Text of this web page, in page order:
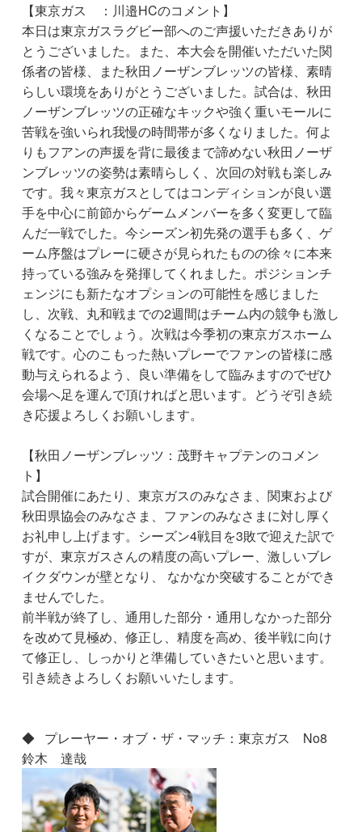
【東京ガス ：川邉HCのコメント】
本日は東京ガスラグビー部へのご声援いただきありが
とうございました。また、本大会を開催いただいた関
係者の皆様、また秋田ノーザンブレッツの皆様、素晴
らしい環境をありがとうございました。試合は、秋田
ノーザンブレッツの正確なキックや強く重いモールに
苦戦を強いられ我慢の時間帯が多くなりました。何よ
りもフアンの声援を背に最後まで諦めない秋田ノーザ
ンブレッツの姿勢は素晴らしく、次回の対戦も楽しみ
です。我々東京ガスとしてはコンディションが良い選
手を中心に前節からゲームメンバーを多く変更して臨
んだ一戦でした。今シーズン初先発の選手も多く、ゲ
ーム序盤はプレーに硬さが見られたものの徐々に本来
持っている強みを発揮してくれました。ポジションチ
ェンジにも新たなオプションの可能性を感じました
し、次戦、丸和戦までの2週間はチーム内の競争も激し
くなることでしょう。次戦は今季初の東京ガスホーム
戦です。心のこもった熱いプレーでファンの皆様に感
動与えられるよう、良い準備をして臨みますのでぜひ
会場へ足を運んで頂ければと思います。どうぞ引き続
き応援よろしくお願いします。
【秋田ノーザンブレッツ：茂野キャプテンのコメン
ト】
試合開催にあたり、東京ガスのみなさま、関東および
秋田県協会のみなさま、ファンのみなさまに対し厚く
お礼申し上げます。シーズン4戦目を3敗で迎えた訳で
すが、東京ガスさんの精度の高いプレー、激しいブレ
イクダウンが壁となり、 なかなか突破することができ
ませんでした。
前半戦が終了し、通用した部分・通用しなかった部分
を改めて見極め、修正し、精度を高め、後半戦に向け
て修正し、しっかりと準備していきたいと思います。
引き続きよろしくお願いいたします。
◆ プレーヤー・オブ・ザ・マッチ：東京ガス No8
鈴木 達哉